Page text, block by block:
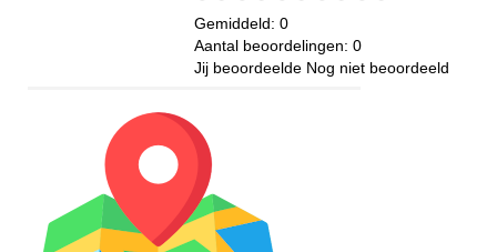
Gemiddeld: 0
Aantal beoordelingen: 0
Jij beoordeelde Nog niet beoordeeld